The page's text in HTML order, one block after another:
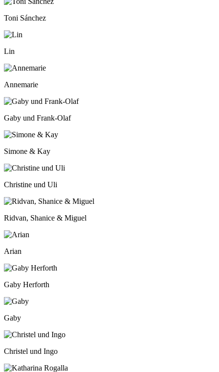
Toni Sánchez
Lin
Annemarie
Gaby und Frank-Olaf
Simone & Kay
Christine und Uli
Ridvan, Shanice & Miguel
Arian
Gaby Herforth
Gaby
Christel und Ingo